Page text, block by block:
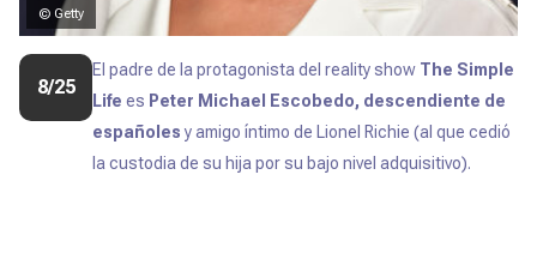
© Getty
8/25
El padre de la protagonista del reality show The Simple
Life es Peter Michael Escobedo, descendiente de
españolesy amigo íntimo de Lionel Richie (al que cedió
la custodia de su hija por su bajo nivel adquisitivo).